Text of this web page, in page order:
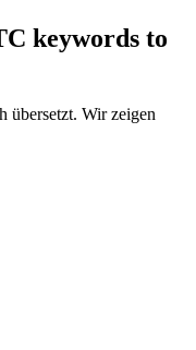
keywords to
übersetzt. Wir zeigen